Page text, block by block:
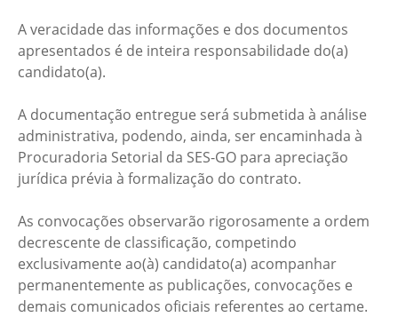
A veracidade das informações e dos documentos
apresentados é de inteira responsabilidade do(a)
candidato(a).
A documentação entregue será submetida à análise
administrativa, podendo, ainda, ser encaminhada à
Procuradoria Setorial da SES-GO para apreciação
jurídica prévia à formalização do contrato.
As convocações observarão rigorosamente a ordem
decrescente de classificação, competindo
exclusivamente ao(à) candidato(a) acompanhar
permanentemente as publicações, convocações e
demais comunicados oficiais referentes ao certame.